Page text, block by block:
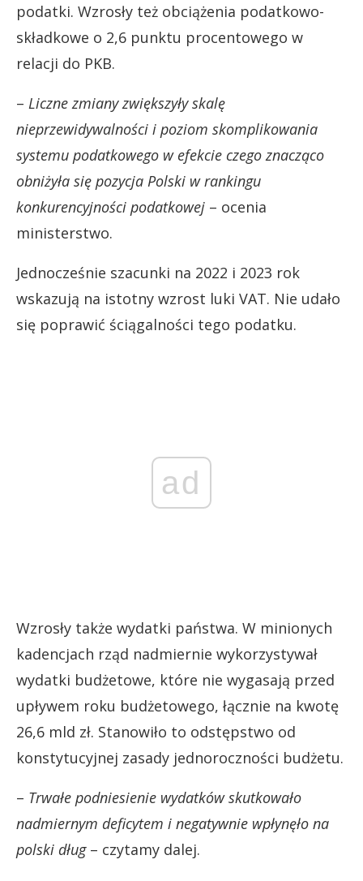
podatki. Wzrosły też obciążenia podatkowo-
składkowe o 2,6 punktu procentowego w
relacji do PKB.
– Liczne zmiany zwiększyły skalę
nieprzewidywalności i poziom skomplikowania
systemu podatkowego w efekcie czego znacząco
obniżyła się pozycja Polski w rankingu
konkurencyjności podatkowej – ocenia
ministerstwo.
Jednocześnie szacunki na 2022 i 2023 rok
wskazują na istotny wzrost luki VAT. Nie udało
się poprawić ściągalności tego podatku.
ad
Wzrosły także wydatki państwa. W minionych
kadencjach rząd nadmiernie wykorzystywał
wydatki budżetowe, które nie wygasają przed
upływem roku budżetowego, łącznie na kwotę
26,6 mld zł. Stanowiło to odstępstwo od
konstytucyjnej zasady jednoroczności budżetu.
– Trwałe podniesienie wydatków skutkowało
nadmiernym deficytem i negatywnie wpłynęło na
polski dług– czytamy dalej.